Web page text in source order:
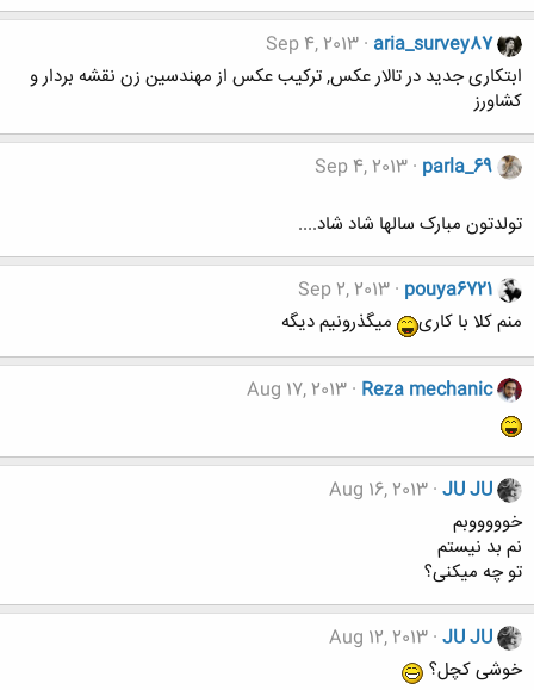
aria_survey87
Sep 4, 2013
ابتکاری جدید در تالار عکس, ترکیب عکس از مهندسین زن نقشه بردار و
کشاورز
parla_69
Sep 4, 2013
تولدتون مبارک سالها شاد شاد....
pouya6721
Sep 2, 2013
منم کلا با کاری
میگذرونیم دیگه
Reza mechanic
Aug 17, 2013
JU JU
Aug 16, 2013
خوووووبم
نم بد نیستم
تو چه میکنی؟
JU JU
Aug 12, 2013
خوشی کچل؟